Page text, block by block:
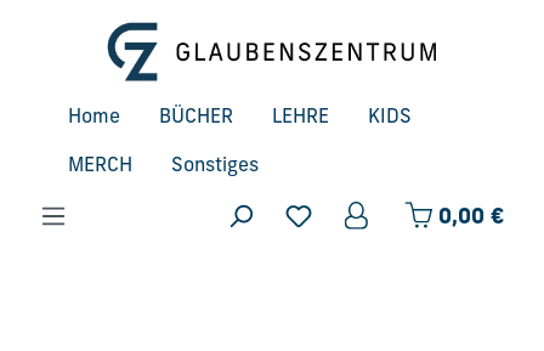
Zum Hauptinhalt springen
Home BÜCHER LEHRE KIDS
MERCH Sonstiges
0,00 €